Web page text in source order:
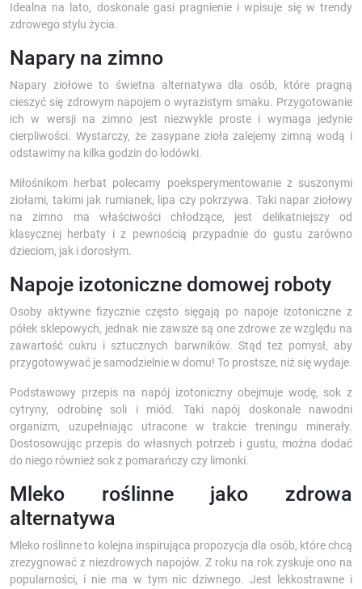
Idealna na lato, doskonale gasi pragnienie i wpisuje się w trendy
zdrowego stylu życia.
Napary na zimno
Napary ziołowe to świetna alternatywa dla osób, które pragną
cieszyć się zdrowym napojem o wyrazistym smaku. Przygotowanie
ich w wersji na zimno jest niezwykle proste i wymaga jedynie
cierpliwości. Wystarczy, że zasypane zioła zalejemy zimną wodą i
odstawimy na kilka godzin do lodówki.
Miłośnikom herbat polecamy poeksperymentowanie z suszonymi
ziołami, takimi jak rumianek, lipa czy pokrzywa. Taki napar ziołowy
na zimno ma właściwości chłodzące, jest delikatniejszy od
klasycznej herbaty i z pewnością przypadnie do gustu zarówno
dzieciom, jak i dorosłym.
Napoje izotoniczne domowej roboty
Osoby aktywne fizycznie często sięgają po napoje izotoniczne z
półek sklepowych, jednak nie zawsze są one zdrowe ze względu na
zawartość cukru i sztucznych barwników. Stąd też pomysł, aby
przygotowywać je samodzielnie w domu! To prostsze, niż się wydaje.
Podstawowy przepis na napój izotoniczny obejmuje wodę, sok z
cytryny, odrobinę soli i miód. Taki napój doskonale nawodni
organizm, uzupełniając utracone w trakcie treningu minerały.
Dostosowując przepis do własnych potrzeb i gustu, można dodać
do niego również sok z pomarańczy czy limonki.
Mleko roślinne jako zdrowa
alternatywa
Mleko roślinne to kolejna inspirująca propozycja dla osób, które chcą
zrezygnować z niezdrowych napojów. Z roku na rok zyskuje ono na
popularności, i nie ma w tym nic dziwnego. Jest lekkostrawne i